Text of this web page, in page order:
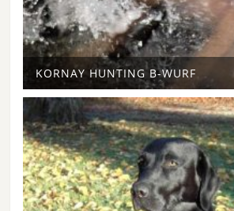
KORNAY HUNTING B-WURF